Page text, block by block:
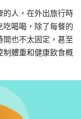
的人，在外出旅行時
喝喝，除了每餐的
也不太固定，甚至
制體重和健康飲食概